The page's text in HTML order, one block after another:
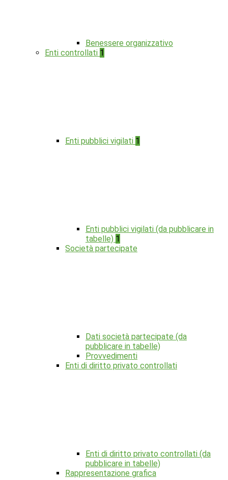
Benessere organizzativo
Enti controllati 1
Enti pubblici vigilati 1
Enti pubblici vigilati (da pubblicare in
tabelle) 1
Società partecipate
Dati società partecipate (da
pubblicare in tabelle)
Provvedimenti
Enti di diritto privato controllati
Enti di diritto privato controllati (da
pubblicare in tabelle)
Rappresentazione grafica